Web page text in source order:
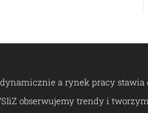
a rynek pracy stawia
obserwujemy trendy i